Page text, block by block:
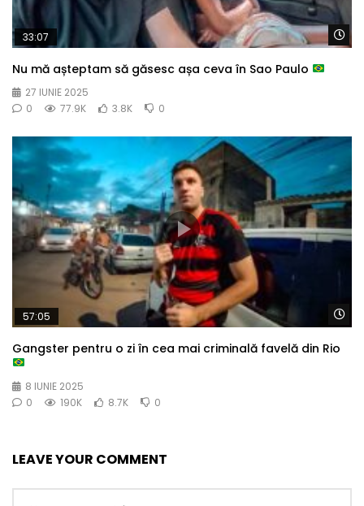
33:07
Nu mă așteptam să găsesc așa ceva în Sao Paulo
27 IUNIE 2025
0
77.9K 3.8K 0
57:05
Gangster pentru o zi în cea mai criminală favelă din Rio
8 IUNIE 2025
0
190K 8.7K 0
LEAVE YOUR COMMENT